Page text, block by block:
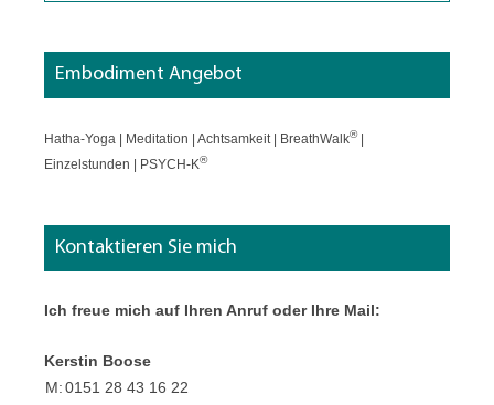
Embodiment Angebot
Hatha-Yoga | Meditation | Achtsamkeit | BreathWalk®|
Einzelstunden | PSYCH-K®
Kontaktieren Sie mich
Ich freue mich auf Ihren Anruf oder Ihre Mail:
Kerstin Boose
M:0151 28 43 16 22